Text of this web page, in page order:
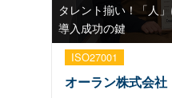
タレント揃い！「人
導入成功の鍵
ISO27001
オーラン株式会社